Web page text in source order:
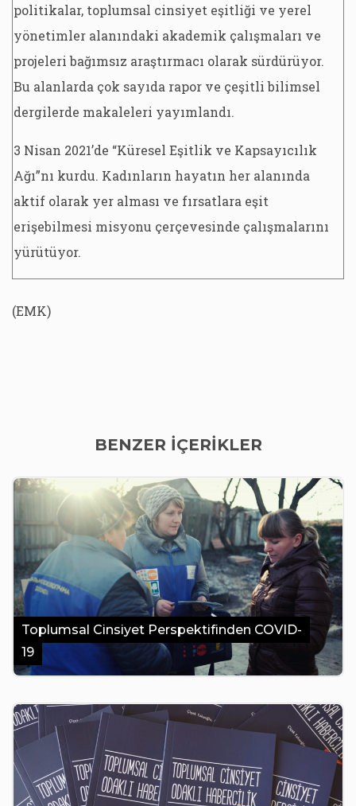
politikalar, toplumsal cinsiyet eşitliği ve yerel
yönetimler alanındaki akademik çalışmaları ve
projeleri bağımsız araştırmacı olarak sürdürüyor.
Bu alanlarda çok sayıda rapor ve çeşitli bilimsel
dergilerde makaleleri yayımlandı.
3 Nisan 2021’de “Küresel Eşitlik ve Kapsayıcılık
Ağı”nı kurdu. Kadınların hayatın her alanında
aktif olarak yer alması ve fırsatlara eşit
erişebilmesi misyonu çerçevesinde çalışmalarını
yürütüyor.
(EMK)
BENZER İÇERİKLER
Toplumsal Cinsiyet Perspektifinden COVID-
19